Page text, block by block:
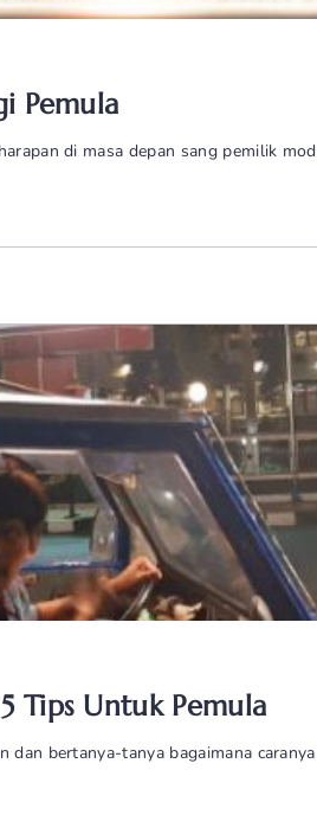
Pemula
di masa depan sang pemilik
Tips Untuk Pemula
bertanya-tanya bagaimana